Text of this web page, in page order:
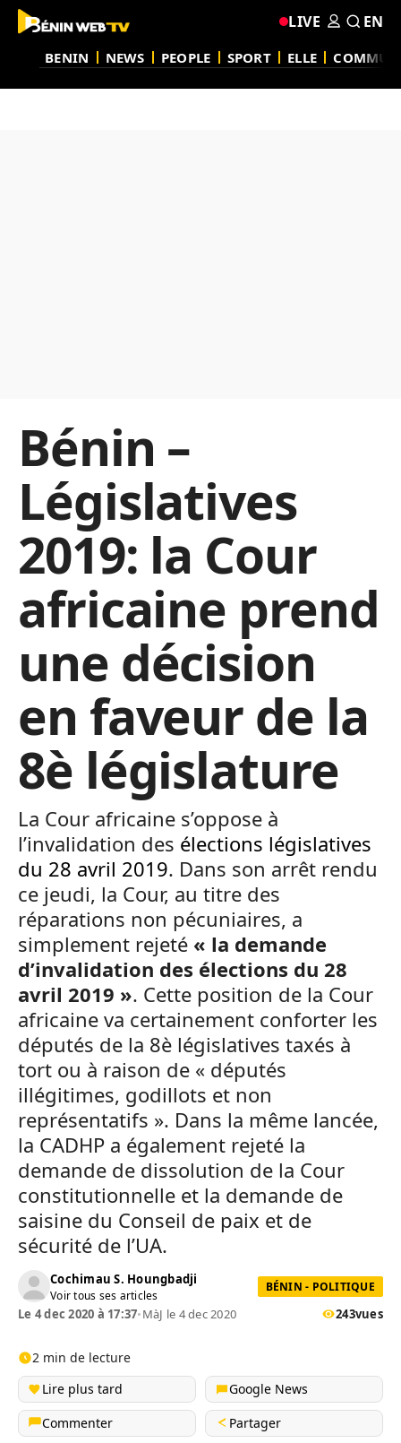
BENIN NEWS PEOPLE SPORT ELLE
LIVE EN
Bénin –
Législatives
2019: la Cour
africaine prend
une décision
en faveur de la
8è législature
La Cour africaine s’oppose à
l’invalidation des élections législatives
du 28 avril 2019. Dans son arrêt rendu
ce jeudi, la Cour, au titre des
réparations non pécuniaires, a
simplement rejeté « la demande
d’invalidation des élections du 28
avril 2019 ». Cette position de la Cour
africaine va certainement conforter les
députés de la 8è législatives taxés à
tort ou à raison de « députés
illégitimes, godillots et non
représentatifs ». Dans la même lancée,
la CADHP a également rejeté la
demande de dissolution de la Cour
constitutionnelle et la demande de
saisine du Conseil de paix et de
sécurité de l’UA.
Cochimau S. Houngbadji
Voir tous ses articles
BÉNIN - POLITIQUE
Le 4 dec 2020 à 17:37•MàJ le 4 dec 2020 243vues
2 min de lecture
Lire plus tard
Google News
Commenter
Partager